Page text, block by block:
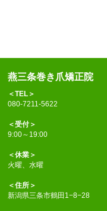
燕三条巻き爪矯正院
＜TEL＞
080-7211-5622
＜受付＞
9:00～19:00
＜休業＞
火曜、水曜
＜住所＞
新潟県三条市鶴田1−8−28